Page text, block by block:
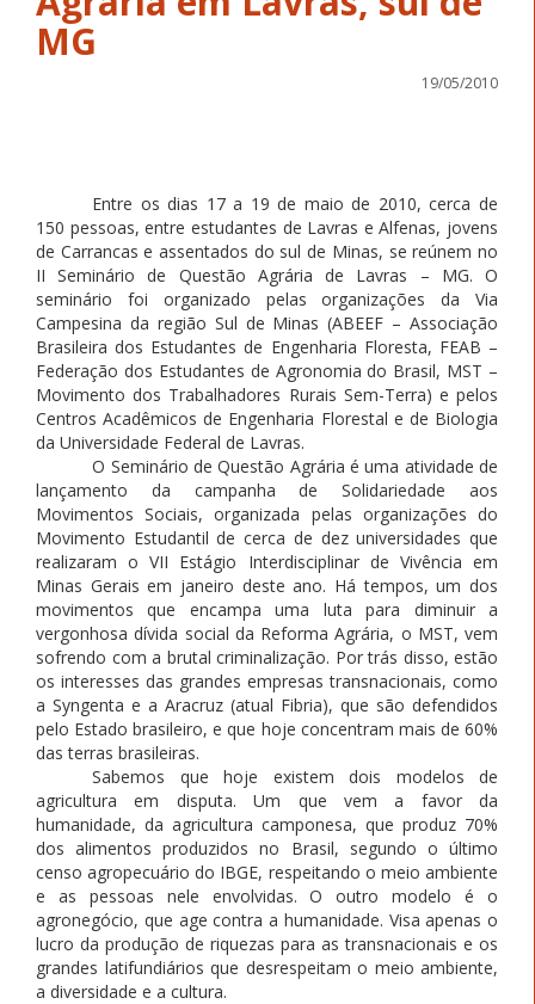
MG
19/05/2010
Entre os dias 17 a 19 de maio de 2010, cerca de
150 pessoas, entre estudantes de Lavras e Alfenas, jovens
de Carrancas e assentados do sul de Minas, se reúnem no
II Seminário de Questão Agrária de Lavras – MG. O
seminário foi organizado pelas organizações da Via
Campesina da região Sul de Minas (ABEEF – Associação
Brasileira dos Estudantes de Engenharia Floresta, FEAB –
Federação dos Estudantes de Agronomia do Brasil, MST –
Movimento dos Trabalhadores Rurais Sem-Terra) e pelos
Centros Acadêmicos de Engenharia Florestal e de Biologia
da Universidade Federal de Lavras.
O Seminário de Questão Agrária é uma atividade de
lançamento da campanha de Solidariedade aos
Movimentos Sociais, organizada pelas organizações do
Movimento Estudantil de cerca de dez universidades que
realizaram o VII Estágio Interdisciplinar de Vivência em
Minas Gerais em janeiro deste ano. Há tempos, um dos
movimentos que encampa uma luta para diminuir a
vergonhosa dívida social da Reforma Agrária, o MST, vem
sofrendo com a brutal criminalização. Por trás disso, estão
os interesses das grandes empresas transnacionais, como
a Syngenta e a Aracruz (atual Fibria), que são defendidos
pelo Estado brasileiro, e que hoje concentram mais de 60%
das terras brasileiras.
Sabemos que hoje existem dois modelos de
agricultura em disputa. Um que vem a favor da
humanidade, da agricultura camponesa, que produz 70%
dos alimentos produzidos no Brasil, segundo o último
censo agropecuário do IBGE, respeitando o meio ambiente
e as pessoas nele envolvidas. O outro modelo é o
agronegócio, que age contra a humanidade. Visa apenas o
lucro da produção de riquezas para as transnacionais e os
grandes latifundiários que desrespeitam o meio ambiente,
a diversidade e a cultura.